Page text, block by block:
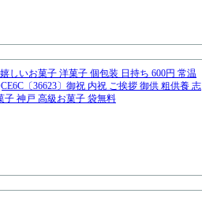
しいお菓子 洋菓子 個包装 日持ち 600円 常温
〔36623〕御祝 内祝 ご挨拶 御供 粗供養 志
子 神戸 高級お菓子 袋無料